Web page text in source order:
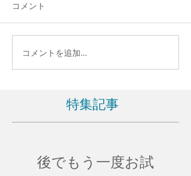
コメント
コメントを追加…
特集記事
後でもう一度お試